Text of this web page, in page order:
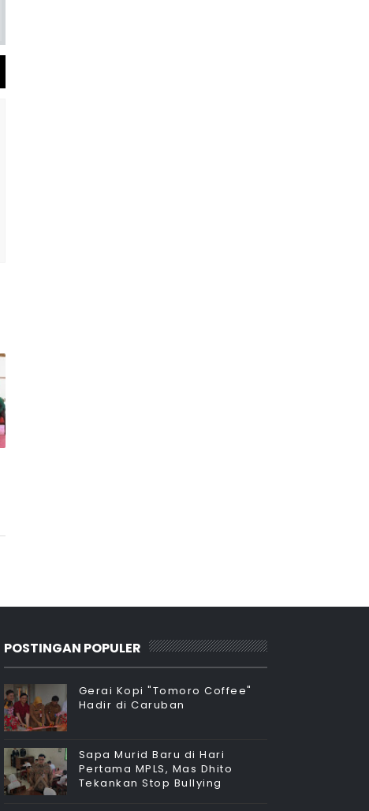
POSTINGAN POPULER
Gerai Kopi "Tomoro Coffee"
Hadir di Caruban
Sapa Murid Baru di Hari
Pertama MPLS, Mas Dhito
Tekankan Stop Bullying